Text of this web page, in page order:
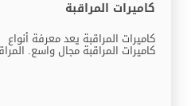
كاميرات المراقبة
كاميرات المراقبة يعد معرفة أنواع
كاميرات المراقبة مجال واسع. المراقبة